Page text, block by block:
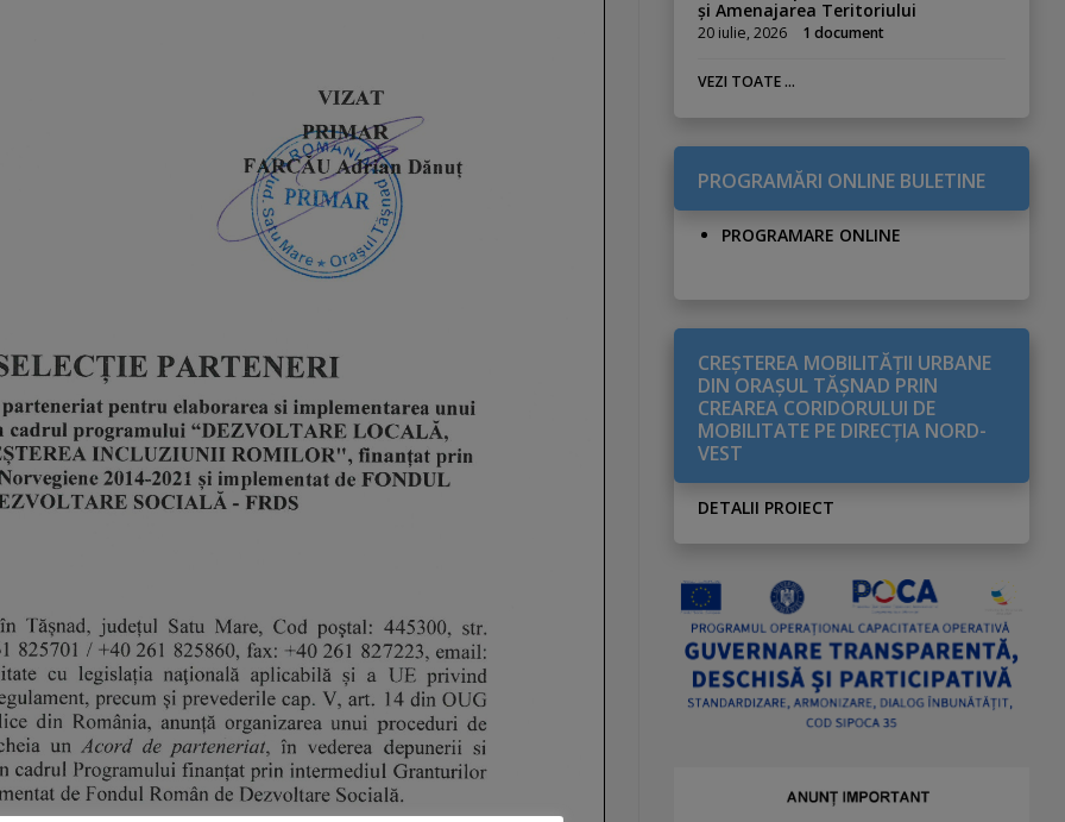
și Amenajarea Teritoriului
20 iulie, 2026 1 document
VEZI TOATE ...
PROGRAMĂRI ONLINE BULETINE
PROGRAMARE ONLINE
CREŞTEREA MOBILITĂŢII URBANE
DIN ORAŞUL TĂŞNAD PRIN
CREAREA CORIDORULUI DE
MOBILITATE PE DIRECŢIA NORD-
VEST
DETALII PROIECT